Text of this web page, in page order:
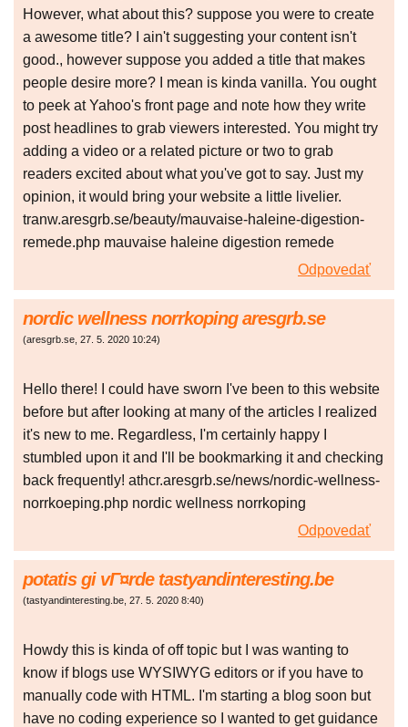
However, what about this? suppose you were to create
a awesome title? I ain't suggesting your content isn't
good., however suppose you added a title that makes
people desire more? I mean is kinda vanilla. You ought
to peek at Yahoo's front page and note how they write
post headlines to grab viewers interested. You might try
adding a video or a related picture or two to grab
readers excited about what you've got to say. Just my
opinion, it would bring your website a little livelier.
tranw.aresgrb.se/beauty/mauvaise-haleine-digestion-
remede.php mauvaise haleine digestion remede
Odpovedať
nordic wellness norrkoping aresgrb.se
(aresgrb.se 27. 5. 2020 10:24)
Hello there! I could have sworn I've been to this website
before but after looking at many of the articles I realized
it's new to me. Regardless, I'm certainly happy I
stumbled upon it and I'll be bookmarking it and checking
back frequently! athcr.aresgrb.se/news/nordic-wellness-
norrkoeping.php nordic wellness norrkoping
Odpovedať
potatis gi vГ¤rde tastyandinteresting.be
(tastyandinteresting.be 27. 5. 2020 8:40)
Howdy this is kinda of off topic but I was wanting to
know if blogs use WYSIWYG editors or if you have to
manually code with HTML. I'm starting a blog soon but
have no coding experience so I wanted to get guidance